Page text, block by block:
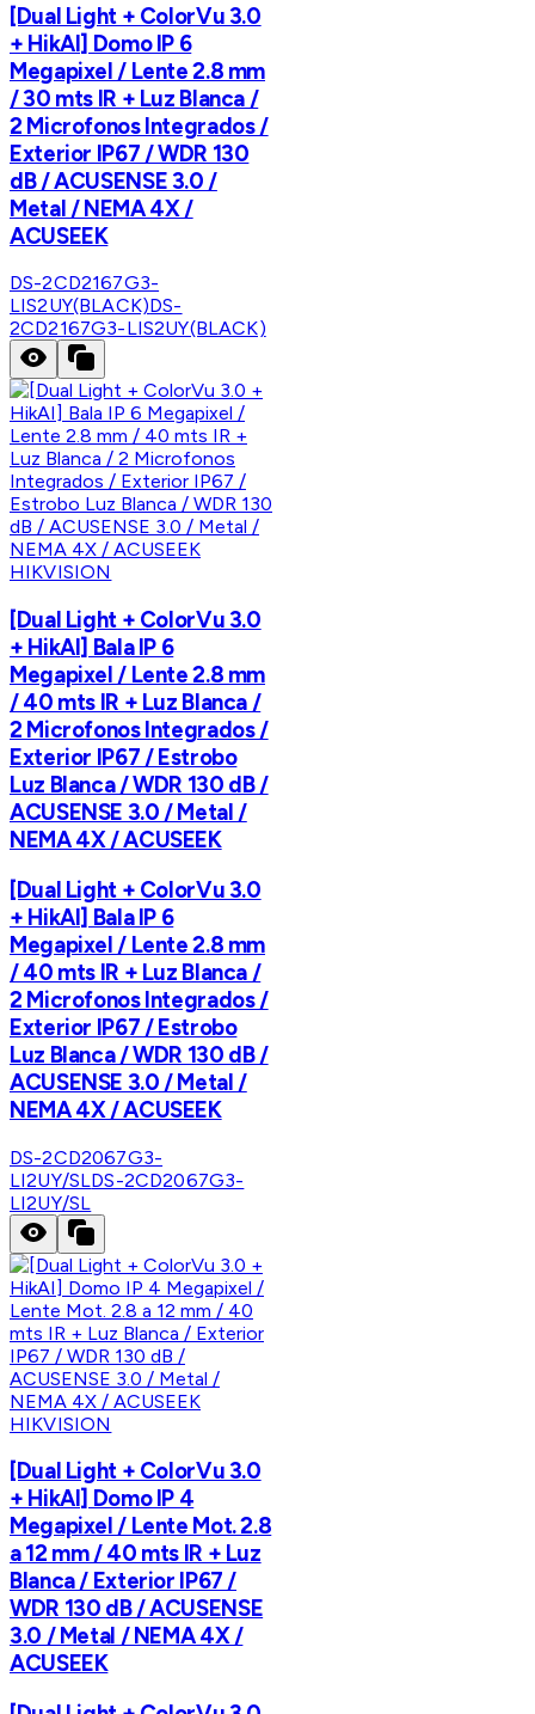
[Dual Light + ColorVu 3.0
+ HikAI] Domo IP 6
Megapixel / Lente 2.8 mm
/ 30 mts IR + Luz Blanca /
2 Microfonos Integrados /
Exterior IP67 / WDR 130
dB / ACUSENSE 3.0 /
Metal / NEMA 4X /
ACUSEEK
DS-2CD2167G3-
LIS2UY(BLACK)DS-
2CD2167G3-LIS2UY(BLACK)
HIKVISION
[Dual Light + ColorVu 3.0
+ HikAI] Bala IP 6
Megapixel / Lente 2.8 mm
/ 40 mts IR + Luz Blanca /
2 Microfonos Integrados /
Exterior IP67 / Estrobo
Luz Blanca / WDR 130 dB /
ACUSENSE 3.0 / Metal /
NEMA 4X / ACUSEEK
[Dual Light + ColorVu 3.0
+ HikAI] Bala IP 6
Megapixel / Lente 2.8 mm
/ 40 mts IR + Luz Blanca /
2 Microfonos Integrados /
Exterior IP67 / Estrobo
Luz Blanca / WDR 130 dB /
ACUSENSE 3.0 / Metal /
NEMA 4X / ACUSEEK
DS-2CD2067G3-
LI2UY/SLDS-2CD2067G3-
LI2UY/SL
HIKVISION
[Dual Light + ColorVu 3.0
+ HikAI] Domo IP 4
Megapixel / Lente Mot. 2.8
a 12 mm / 40 mts IR + Luz
Blanca / Exterior IP67 /
WDR 130 dB / ACUSENSE
3.0 / Metal / NEMA 4X /
ACUSEEK